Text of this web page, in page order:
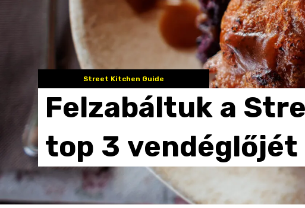
Street Kitchen Guide
Felzabáltuk a
top 3 vendéglőjét